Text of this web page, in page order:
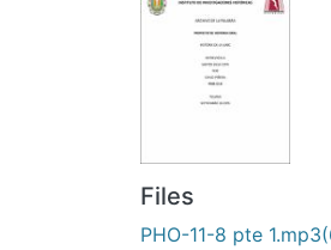
Files
PHO-11-8 pte 1.mp3